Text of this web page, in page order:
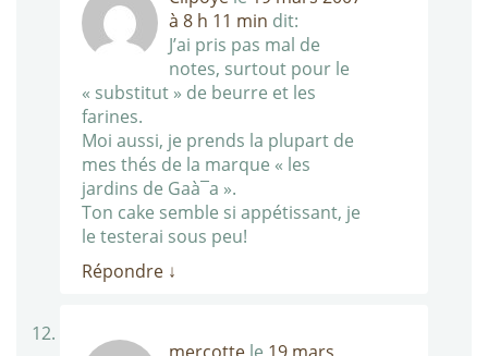
à 8 h 11 min dit:
J’ai pris pas mal de
notes, surtout pour le
« substitut » de beurre et les
farines.
Moi aussi, je prends la plupart de
mes thés de la marque « les
jardins de Gaà¯a ».
Ton cake semble si appétissant, je
le testerai sous peu!
Répondre ↓